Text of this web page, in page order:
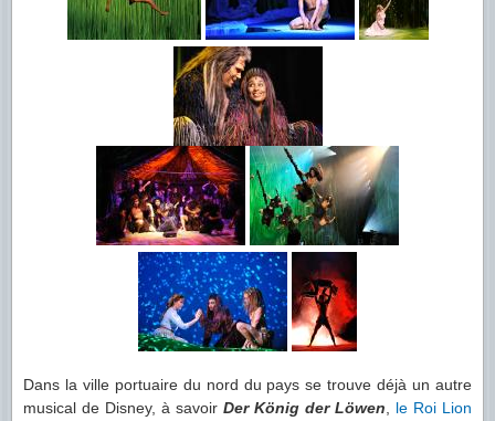
Dans la ville portuaire du nord du pays se trouve déjà un autre
musical de Disney, à savoir Der König der Löwen
le Roi Lion